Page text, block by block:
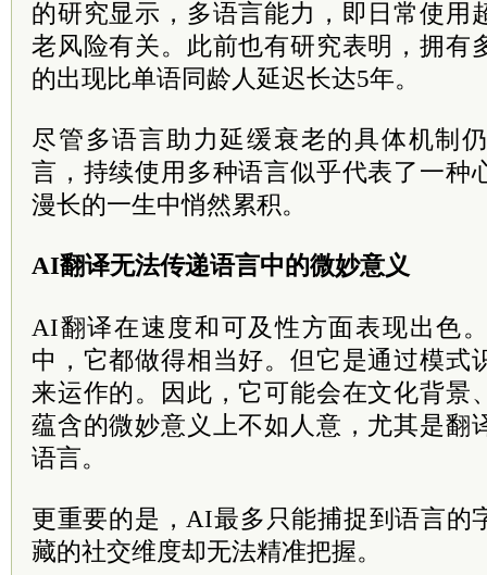
的研究显示，多语言能力，即日常使用
老风险有关。此前也有研究表明，拥有
的出现比单语同龄人延迟长达5年。
尽管多语言助力延缓衰老的具体机制
言，持续使用多种语言似乎代表了一种
漫长的一生中悄然累积。
AI翻译无法传递语言中的微妙意义
AI翻译在速度和可及性方面表现出色
中，它都做得相当好。但它是通过模式
来运作的。因此，它可能会在文化背景
蕴含的微妙意义上不如人意，尤其是翻
语言。
更重要的是，AI最多只能捕捉到语言的
藏的社交维度却无法精准把握。